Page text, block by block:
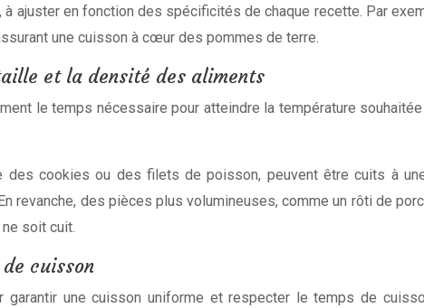
ajuster en fonction des spécificités de chaque recette. Par
une cuisson à cœur des pommes de terre.
et la densité des aliments
le temps nécessaire pour atteindre la température
cookies ou des filets de poisson, peuvent être cuits à
revanche, des pièces plus volumineuses, comme un rôti de
ne soit cuit.
cuisson
une cuisson uniforme et respecter le temps de